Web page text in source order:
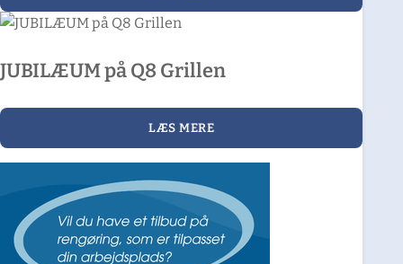
JUBILÆUM på Q8 Grillen
LÆS MERE